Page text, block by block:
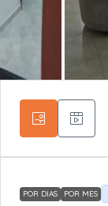
POR DIAS POR MES